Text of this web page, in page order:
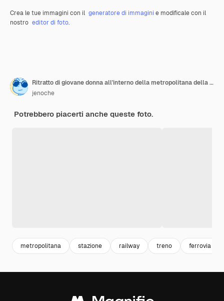
Crea le tue immagini con il generatore di immagini e modificale con il
nostro editor di foto.
Ritratto di giovane donna all'interno della metropolitana della metropolitana. Donna sta in vagone della metropolitana.
jenoche
Potrebbero piacerti anche queste foto.
metropolitana stazione railway treno ferrovia